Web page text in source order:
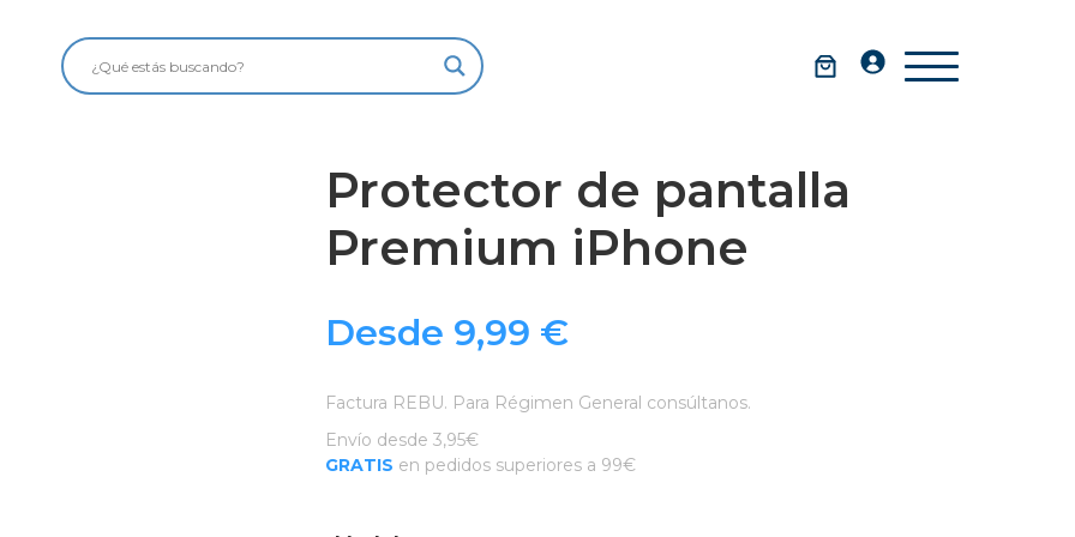
Protector de pantalla
Premium iPhone
Desde 9,99 €
Factura REBU. Para Régimen General consúltanos.
Envío desde 3,95€
GRATIS en pedidos superiores a 99€